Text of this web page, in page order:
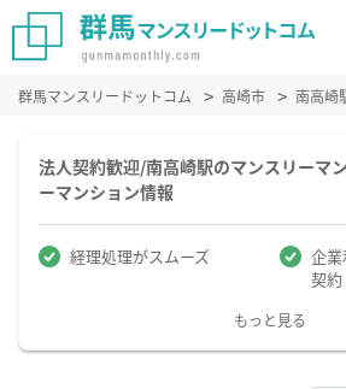
群馬マンスリードットコム 高崎市 南高崎
法人契約歓迎/南高崎駅のマンスリーマ
ーマンション情報
経理処理がスムーズ
企
契約
もっと見る